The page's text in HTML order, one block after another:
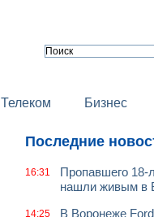
Телеком Бизнес
Последние
16:31
Пропавшего 18-
нашли живым в
14:25
В Воронеже